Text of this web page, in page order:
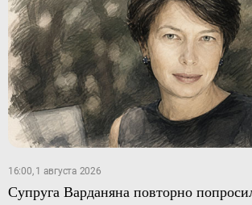
16:00, 1 августа 2026
Супруга Варданяна повторно